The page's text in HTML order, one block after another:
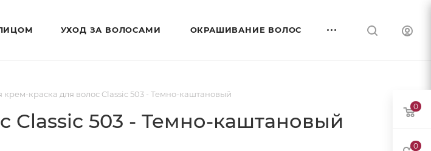
УХОД ЗА ВОЛОСАМИ ОКРАШИВАНИЕ ВОЛОС
крем-краска для волос Classic 503 - Темно-каштановый
Classic 503 - Темно-каштановый
0
0